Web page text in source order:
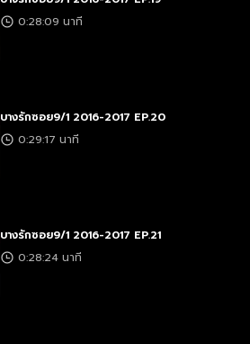
0:28:09 นาที
บางรักซอย9/1 2016-2017 EP.20
0:29:17 นาที
บางรักซอย9/1 2016-2017 EP.21
0:28:24 นาที